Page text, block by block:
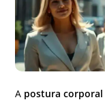
A postura corporal